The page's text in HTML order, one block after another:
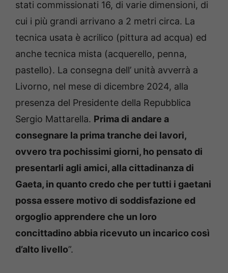
stati commissionati 16, di varie dimensioni, di
cui i più grandi arrivano a 2 metri circa. La
tecnica usata è acrilico (pittura ad acqua) ed
anche tecnica mista (acquerello, penna,
pastello). La consegna dell’ unità avverrà a
Livorno, nel mese di dicembre 2024, alla
presenza del Presidente della Repubblica
Sergio Mattarella. Prima di andare a
consegnare la prima tranche dei lavori,
ovvero tra pochissimi giorni, ho pensato di
presentarli agli amici, alla cittadinanza di
Gaeta, in quanto credo che per tutti i gaetani
possa essere motivo di soddisfazione ed
orgoglio apprendere che un loro
concittadino abbia ricevuto un incarico così
d’alto livello”.